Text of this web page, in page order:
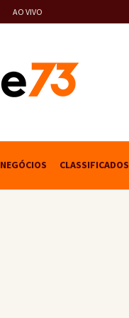
AO VIVO
NEGÓCIOS CLASSIFICADOS